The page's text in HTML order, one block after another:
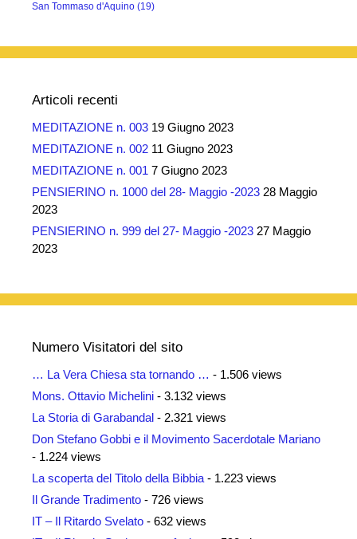
San Tommaso d'Aquino (19)
Articoli recenti
MEDITAZIONE n. 003 19 Giugno 2023
MEDITAZIONE n. 002 11 Giugno 2023
MEDITAZIONE n. 001 7 Giugno 2023
PENSIERINO n. 1000 del 28- Maggio -2023 28 Maggio
2023
PENSIERINO n. 999 del 27- Maggio -2023 27 Maggio
2023
Numero Visitatori del sito
… La Vera Chiesa sta tornando … - 1.506 views
Mons. Ottavio Michelini - 3.132 views
La Storia di Garabandal - 2.321 views
Don Stefano Gobbi e il Movimento Sacerdotale Mariano
- 1.224 views
La scoperta del Titolo della Bibbia - 1.223 views
Il Grande Tradimento - 726 views
IT – Il Ritardo Svelato - 632 views